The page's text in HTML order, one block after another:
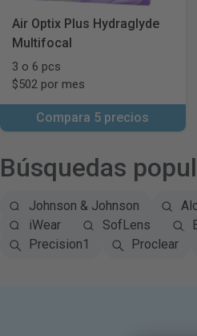
Air Optix Plus Hydraglyde
Multifocal
3 o 6 pcs
$502 por mes
Compara 5 precios
Búsquedas
Johnson & Johnson
iWear
SofLens
Precision1
Proclear